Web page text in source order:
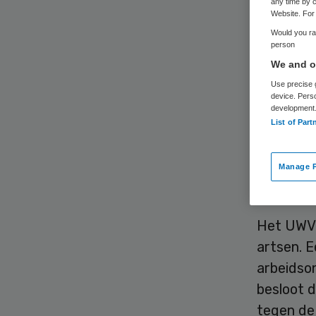
De
Jos G.
om
Het
artsen.
besloot
tegen
Website.
Would you
person
We and
Use precise
device.
development.
List of
Manage